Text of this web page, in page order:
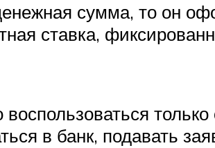
сумма, то он
ставка,
в банк, подавать